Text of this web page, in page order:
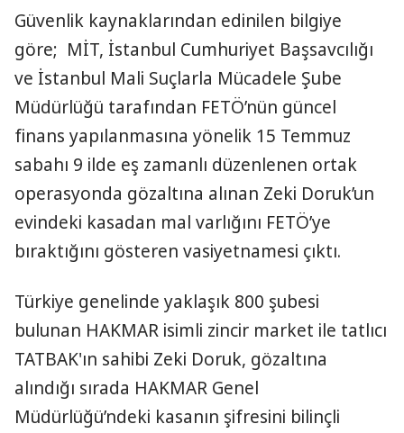
Güvenlik kaynaklarından edinilen bilgiye
göre; MİT, İstanbul Cumhuriyet Başsavcılığı
ve İstanbul Mali Suçlarla Mücadele Şube
Müdürlüğü tarafından FETÖ’nün güncel
finans yapılanmasına yönelik 15 Temmuz
sabahı 9 ilde eş zamanlı düzenlenen ortak
operasyonda gözaltına alınan Zeki Doruk’un
evindeki kasadan mal varlığını FETÖ’ye
bıraktığını gösteren vasiyetnamesi çıktı.
Türkiye genelinde yaklaşık 800 şubesi
bulunan HAKMAR isimli zincir market ile tatlıcı
TATBAK'ın sahibi Zeki Doruk, gözaltına
alındığı sırada HAKMAR Genel
Müdürlüğü’ndeki kasanın şifresini bilinçli